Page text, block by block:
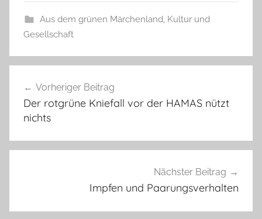
Aus dem grünen Märchenland, Kultur und
Gesellschaft
Vorheriger Beitrag
Der rotgrüne Kniefall vor der HAMAS nützt
nichts
Nächster Beitrag
Impfen und Paarungsverhalten